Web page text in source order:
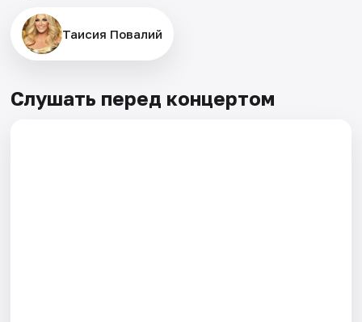
Таисия Повалий
Слушать перед концертом